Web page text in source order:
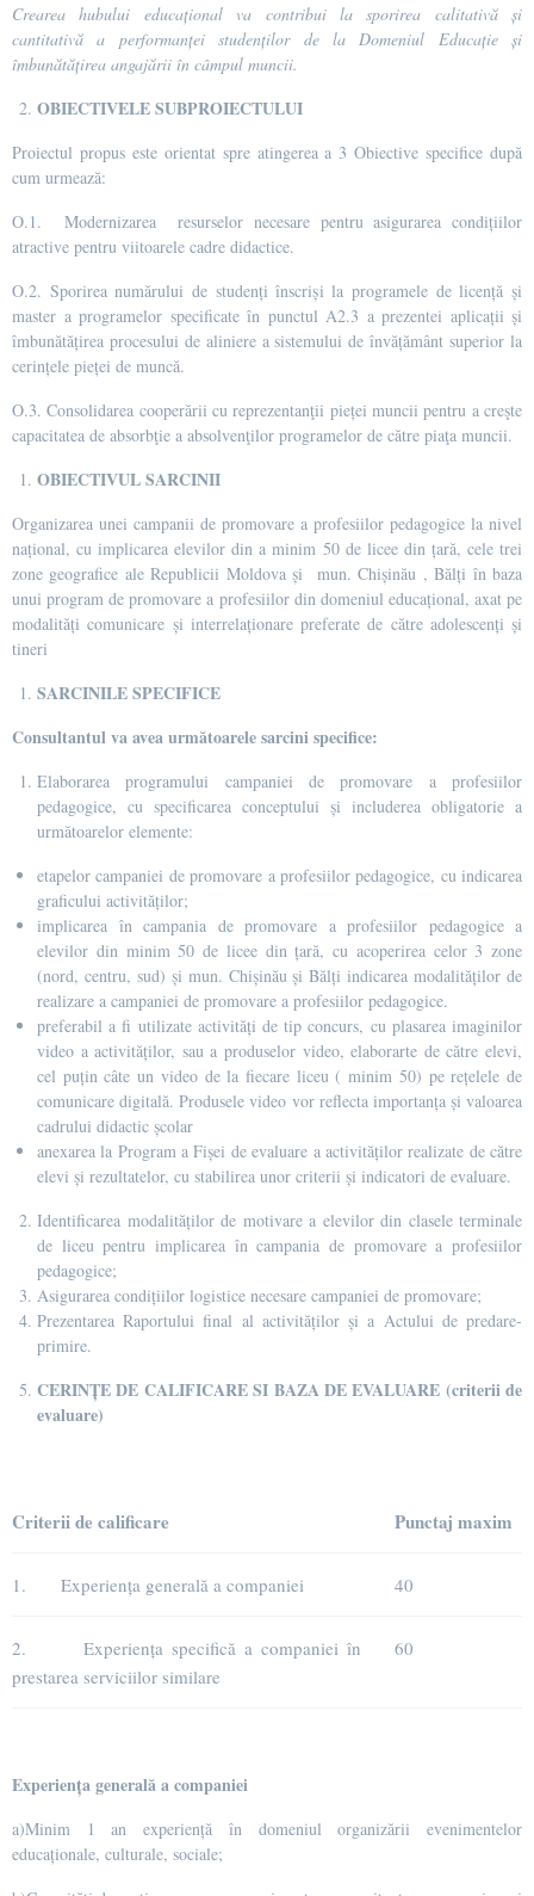
Crearea hubului educațional va contribui la sporirea calitativă și
cantitativă a performanței studenților de la Domeniul Educație și
îmbunătățirea angajării în câmpul muncii.
OBIECTIVELE SUBPROIECTULUI
Proiectul propus este orientat spre atingerea a 3 Obiective specifice după
cum urmează:
O.1. Modernizarea resurselor necesare pentru asigurarea condițiilor
atractive pentru viitoarele cadre didactice.
O.2. Sporirea numărului de studenți înscriși la programele de licență și
master a programelor specificate în punctul A2.3 a prezentei aplicații și
îmbunătățirea procesului de aliniere a sistemului de învățământ superior la
cerințele pieței de muncă.
O.3. Consolidarea cooperării cu reprezentanţii pieței muncii pentru a creşte
capacitatea de absorbţie a absolvenţilor programelor de către piaţa muncii.
OBIECTIVUL SARCINII
Organizarea unei campanii de promovare a profesiilor pedagogice la nivel
național, cu implicarea elevilor din a minim 50 de licee din țară, cele trei
zone geografice ale Republicii Moldova și mun. Chișinău , Bălți în baza
unui program de promovare a profesiilor din domeniul educațional, axat pe
modalități comunicare și interrelaționare preferate de către adolescenți și
tineri
SARCINILE SPECIFICE
Consultantul va avea următoarele sarcini specifice:
Elaborarea programului campaniei de promovare a profesiilor
pedagogice, cu specificarea conceptului și includerea obligatorie a
următoarelor elemente:
etapelor campaniei de promovare a profesiilor pedagogice, cu indicarea
graficului activităților;
implicarea în campania de promovare a profesiilor pedagogice a
elevilor din minim 50 de licee din țară, cu acoperirea celor 3 zone
(nord, centru, sud) și mun. Chișinău și Bălți indicarea modalităților de
realizare a campaniei de promovare a profesiilor pedagogice.
preferabil a fi utilizate activități de tip concurs, cu plasarea imaginilor
video a activităților, sau a produselor video, elaborarte de către elevi,
cel puțin câte un video de la fiecare liceu ( minim 50) pe rețelele de
comunicare digitală. Produsele video vor reflecta importanța și valoarea
cadrului didactic școlar
anexarea la Program a Fișei de evaluare a activităților realizate de către
elevi și rezultatelor, cu stabilirea unor criterii și indicatori de evaluare.
Identificarea modalităților de motivare a elevilor din clasele terminale
de liceu pentru implicarea în campania de promovare a profesiilor
pedagogice;
Asigurarea condițiilor logistice necesare campaniei de promovare;
Prezentarea Raportului final al activităților și a Actului de predare-
primire.
CERINȚE DE CALIFICARESI BAZA DE EVALUARE (criterii de
evaluare)
Criterii de calificare Punctaj maxim
1. Experiența generală a companiei 40
2. Experiența specifică a companiei în
prestarea serviciilor similare
60
Experiența generală a companiei
a)Minim 1 an experiență în domeniul organizării evenimentelor
educaționale, culturale, sociale;